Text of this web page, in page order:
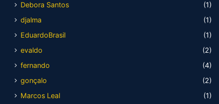
Debora Santos
(1)
djalma
(1)
EduardoBrasil
(1)
evaldo
(2)
fernando
(4)
gonçalo
(2)
Marcos Leal
(1)